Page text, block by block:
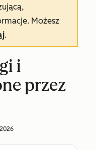
Możesz
.
i
przez